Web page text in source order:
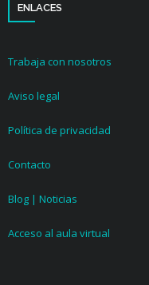
ENLACES
Trabaja con nosotros
Aviso legal
Política de privacidad
Contacto
Blog | Noticias
Acceso al aula virtual